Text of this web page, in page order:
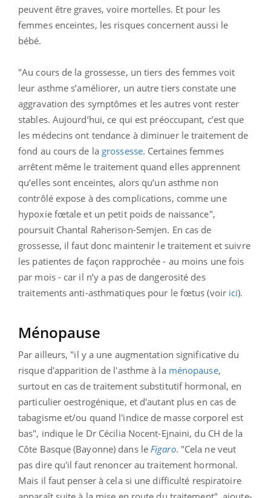
peuvent être graves, voire mortelles. Et pour les
femmes enceintes, les risques concernent aussi le
bébé.
"Au cours de la grossesse, un tiers des femmes voit
leur asthme s’améliorer, un autre tiers constate une
aggravation des symptômes et les autres vont rester
stables. Aujourd’hui, ce qui est préoccupant, c’est que
les médecins ont tendance à diminuer le traitement de
fond au cours de la grossesse. Certaines femmes
arrêtent même le traitement quand elles apprennent
qu’elles sont enceintes, alors qu’un asthme non
contrôlé expose à des complications, comme une
hypoxie fœtale et un petit poids de naissance",
poursuit Chantal Raherison-Semjen. En cas de
grossesse, il faut donc maintenir le traitement et suivre
les patientes de façon rapprochée - au moins une fois
par mois - car il n’y a pas de dangerosité des
traitements anti-asthmatiques pour le fœtus (voir ici).
Ménopause
Par ailleurs, "il y a une augmentation significative du
risque d'apparition de l'asthme à la ménopause,
surtout en cas de traitement substitutif hormonal, en
particulier oestrogénique, et d'autant plus en cas de
tabagisme et/ou quand l'indice de masse corporel est
bas", indique le Dr Cécilia Nocent-Ejnaini, du CH de la
Côte Basque (Bayonne) dans le Figaro. "Cela ne veut
pas dire qu'il faut renoncer au traitement hormonal.
Mais il faut penser à cela si une difficulté respiratoire